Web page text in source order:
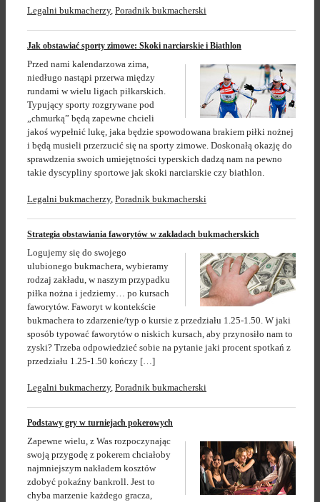
Legalni bukmacherzy, Poradnik bukmacherski
Jak obstawiać sporty zimowe: Skoki narciarskie i Biathlon
Przed nami kalendarzowa zima,
niedługo nastąpi przerwa między
rundami w wielu ligach piłkarskich.
Typujący sporty rozgrywane pod
„chmurką” będą zapewne chcieli
jakoś wypełnić lukę, jaka będzie spowodowana brakiem piłki nożnej
i będą musieli przerzucić się na sporty zimowe. Doskonałą okazję do
sprawdzenia swoich umiejętności typerskich dadzą nam na pewno
takie dyscypliny sportowe jak skoki narciarskie czy biathlon.
Legalni bukmacherzy, Poradnik bukmacherski
Strategia obstawiania faworytów w zakładach bukmacherskich
Logujemy się do swojego
ulubionego bukmachera, wybieramy
rodzaj zakładu, w naszym przypadku
piłka nożna i jedziemy… po kursach
faworytów. Faworyt w kontekście
bukmachera to zdarzenie/typ o kursie z przedziału 1.25-1.50. W jaki
sposób typować faworytów o niskich kursach, aby przynosiło nam to
zyski? Trzeba odpowiedzieć sobie na pytanie jaki procent spotkań z
przedziału 1.25-1.50 kończy […]
Legalni bukmacherzy, Poradnik bukmacherski
Podstawy gry w turniejach pokerowych
Zapewne wielu, z Was rozpoczynając
swoją przygodę z pokerem chciałoby
najmniejszym nakładem kosztów
zdobyć pokaźny bankroll. Jest to
chyba marzenie każdego gracza,